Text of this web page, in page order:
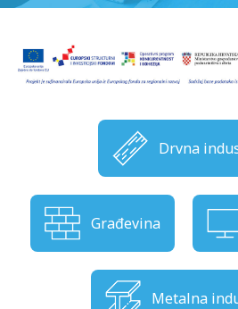
Drvna
Građevina
Metalna